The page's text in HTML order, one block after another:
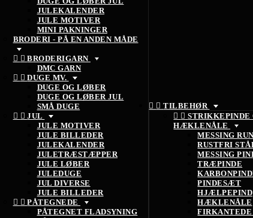
JULEKALENDER
JULE MOTIVER
MINI PAKNINGER
BRODERI - PÅ EN ANDEN MÅDE
  BRODERIGARN
DMC GARN
  DUGE MV.
DUGE OG LØBER
DUGE OG LØBER JUL
SMÅ DUGE
  JUL
JULE MOTIVER
JULE BILLEDER
JULEKALENDER
JULETRÆSTÆPPER
JULE LØBER
JULEDUGE
JUL DIVERSE
JULE BILLEDER
  PÅTEGNEDE
PÅTEGNET FLADSYNING
  TILBEHØR
  STRIKKEPINDE
HÆKLENÅLE
MESSING
RUSTFRI
MESSING
TRÆPINDE
PINDESÆT
HJÆLPEPIND
HÆKLENÅLE